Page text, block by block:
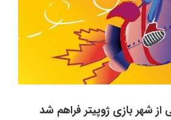
از شهر بازی ژوپیتر فراهم شد